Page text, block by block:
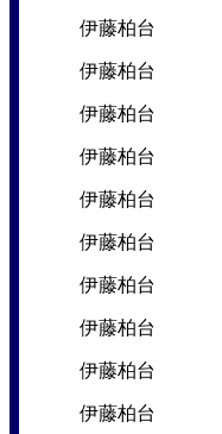
伊藤柏台
伊藤柏台
伊藤柏台
伊藤柏台
伊藤柏台
伊藤柏台
伊藤柏台
伊藤柏台
伊藤柏台
伊藤柏台